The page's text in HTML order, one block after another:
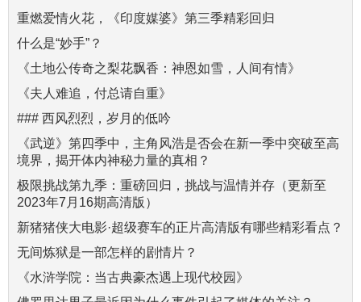
重燃爱情火花，《印度媒婆》第三季精彩回归
什么是“妙手”？
《土地公传奇之梨花飘香：神恩如雪，人间有情》
《夫人难追，付总请自重》
### 西风烈烈，岁月的低吟
《武逆》第四季中，主角风浩是否会在新一季中突破至高
境界，揭开体内神秘力量的真相？
极限挑战第九季：重磅回归，挑战与温情并存（更新至
2023年7月16期高清版）
新猪猪侠大电影·超级赛车的正片高清版有哪些精彩看点？
无间炼狱是一部怎样的剧情片？
《水浒学院：当古典豪杰遇上现代校园》